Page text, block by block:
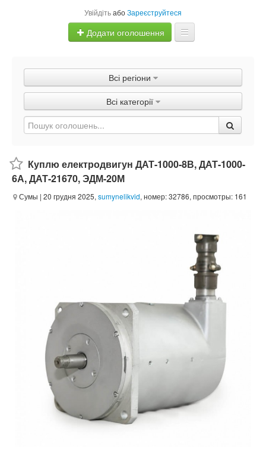
УвійдітьабоЗареєструйтеся
Додати оголошення
Оголошення
Швидка продаж
Всі регіони
Всі категорії
Куплю електродвигун ДАТ-1000-8В, ДАТ-1000-
6А, ДАТ-21670, ЭДМ-20М
Сумы | 20 грудня 2025, sumynelikvid, номер: 32786, просмотры: 161